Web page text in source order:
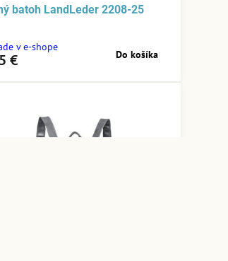
batoh LandLeder 2208-25
v e-shope
€ Do košíka